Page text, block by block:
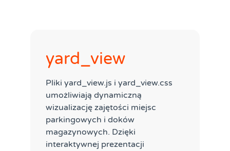
yard_view
Pliki yard_view.js i yard_view.css
umożliwiają dynamiczną
wizualizację zajętości miejsc
parkingowych i doków
magazynowych. Dzięki
interaktywnej prezentacji